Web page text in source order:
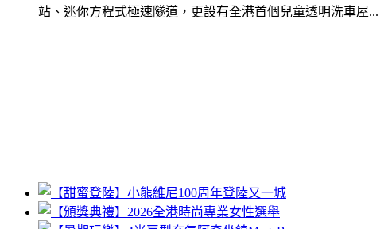
站、迷你方程式極速隧道，更設有全港首個兒童透明洗車屋...